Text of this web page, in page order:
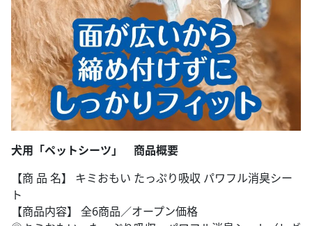
犬用「ペットシーツ」 商品概要
【商 品 名】 キミおもい たっぷり吸収 パワフル消臭シー
ト
【商品内容】 全6商品／オープン価格